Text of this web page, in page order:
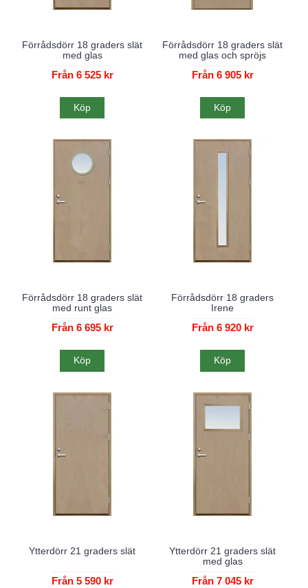
Förrådsdörr 18 graders slät
med glas
Från 6 525 kr
Köp
Förrådsdörr 18 graders slät
med glas och spröjs
Från 6 905 kr
Köp
Förrådsdörr 18 graders slät
med runt glas
Från 6 695 kr
Köp
Förrådsdörr 18 graders
Irene
Från 6 920 kr
Köp
Ytterdörr 21 graders slät
Från 5 590 kr
Ytterdörr 21 graders slät
med glas
Från 7 045 kr